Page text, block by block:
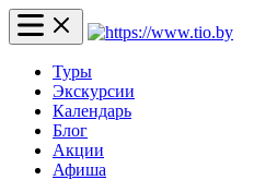
Туры
Экскурсии
Календарь
Блог
Акции
Афиша